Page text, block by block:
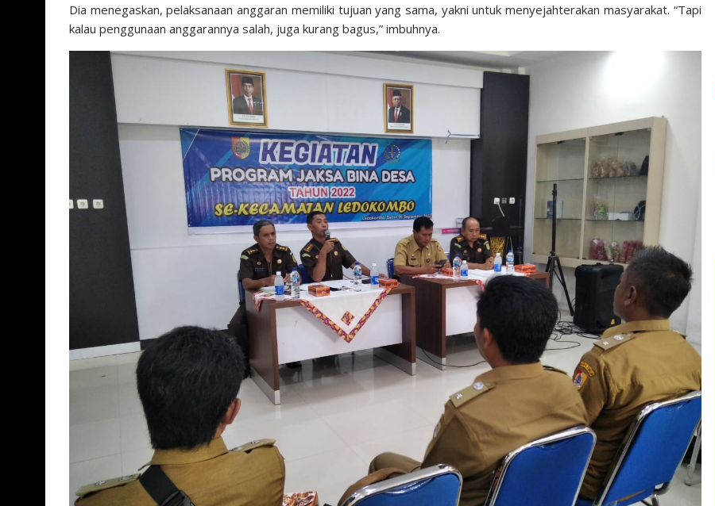
Dia menegaskan, pelaksanaan anggaran memiliki tujuan yang sama, yakni untuk menyejahterakan masyarakat. “Tapi
kalau penggunaan anggarannya salah, juga kurang bagus,” imbuhnya.